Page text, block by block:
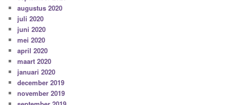
augustus 2020
juli 2020
juni 2020
mei 2020
april 2020
maart 2020
januari 2020
december 2019
november 2019